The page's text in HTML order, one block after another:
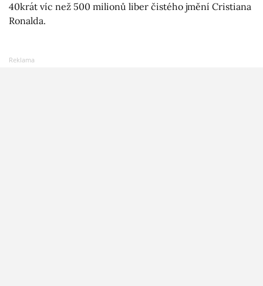
40krát víc než 500 milionů liber čistého jmění Cristiana
Ronalda.